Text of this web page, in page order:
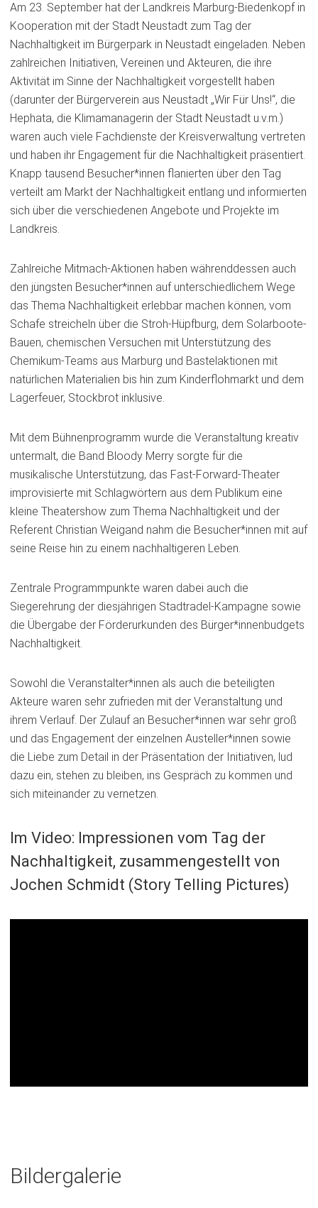
Am 23. September hat der Landkreis Marburg-Biedenkopf in
Kooperation mit der Stadt Neustadt zum Tag der
Nachhaltigkeit im Bürgerpark in Neustadt eingeladen. Neben
zahlreichen Initiativen, Vereinen und Akteuren, die ihre
Aktivität im Sinne der Nachhaltigkeit vorgestellt haben
(darunter der Bürgerverein aus Neustadt „Wir Für Uns!“, die
Hephata, die Klimamanagerin der Stadt Neustadt u.v.m.)
waren auch viele Fachdienste der Kreisverwaltung vertreten
und haben ihr Engagement für die Nachhaltigkeit präsentiert.
Knapp tausend Besucher*innen flanierten über den Tag
verteilt am Markt der Nachhaltigkeit entlang und informierten
sich über die verschiedenen Angebote und Projekte im
Landkreis.
Zahlreiche Mitmach-Aktionen haben währenddessen auch
den jüngsten Besucher*innen auf unterschiedlichem Wege
das Thema Nachhaltigkeit erlebbar machen können, vom
Schafe streicheln über die Stroh-Hüpfburg, dem Solarboote-
Bauen, chemischen Versuchen mit Unterstützung des
Chemikum-Teams aus Marburg und Bastelaktionen mit
natürlichen Materialien bis hin zum Kinderflohmarkt und dem
Lagerfeuer, Stockbrot inklusive.
Mit dem Bühnenprogramm wurde die Veranstaltung kreativ
untermalt, die Band Bloody Merry sorgte für die
musikalische Unterstützung, das Fast-Forward-Theater
improvisierte mit Schlagwörtern aus dem Publikum eine
kleine Theatershow zum Thema Nachhaltigkeit und der
Referent Christian Weigand nahm die Besucher*innen mit auf
seine Reise hin zu einem nachhaltigeren Leben.
Zentrale Programmpunkte waren dabei auch die
Siegerehrung der diesjährigen Stadtradel-Kampagne sowie
die Übergabe der Förderurkunden des Bürger*innenbudgets
Nachhaltigkeit.
Sowohl die Veranstalter*innen als auch die beteiligten
Akteure waren sehr zufrieden mit der Veranstaltung und
ihrem Verlauf. Der Zulauf an Besucher*innen war sehr groß
und das Engagement der einzelnen Austeller*innen sowie
die Liebe zum Detail in der Präsentation der Initiativen, lud
dazu ein, stehen zu bleiben, ins Gespräch zu kommen und
sich miteinander zu vernetzen.
Im Video: Impressionen vom Tag der
Nachhaltigkeit, zusammengestellt von
Jochen Schmidt (Story Telling Pictures)
Bildergalerie